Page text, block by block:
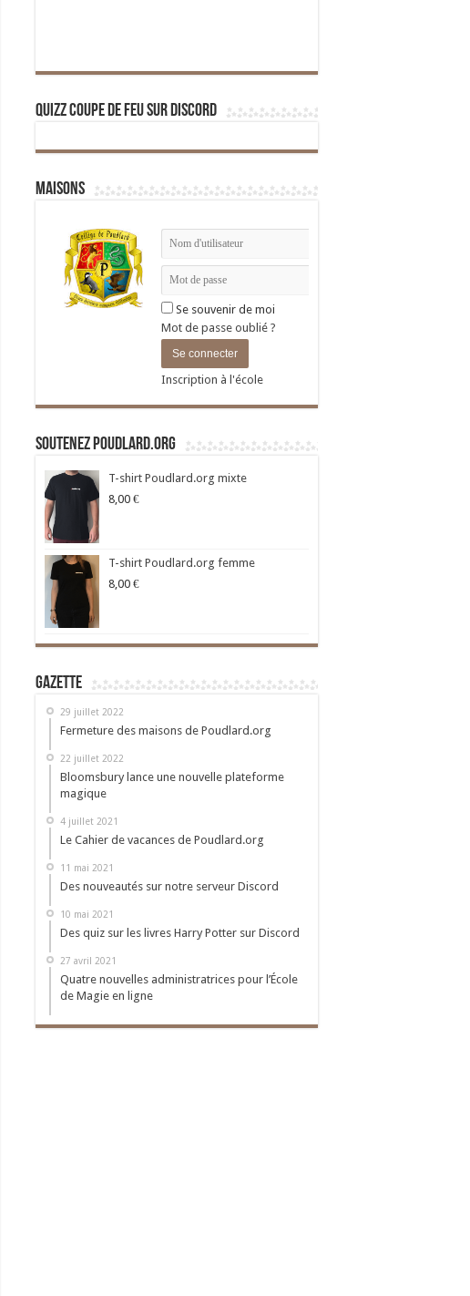
Quizz Coupe de Feu sur Discord
Maisons
Se souvenir de moi
Mot de passe oublié ?
Inscription à l'école
Soutenez Poudlard.org
T-shirt Poudlard.org mixte
8,00 €
T-shirt Poudlard.org femme
8,00 €
Gazette
29 juillet 2022
Fermeture des maisons de Poudlard.org
22 juillet 2022
Bloomsbury lance une nouvelle plateforme
magique
4 juillet 2021
Le Cahier de vacances de Poudlard.org
11 mai 2021
Des nouveautés sur notre serveur Discord
10 mai 2021
Des quiz sur les livres Harry Potter sur Discord
27 avril 2021
Quatre nouvelles administratrices pour l’École
de Magie en ligne